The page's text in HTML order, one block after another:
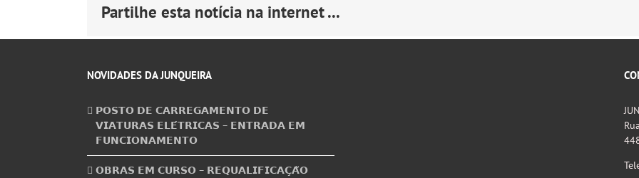
Partilhe esta notícia na internet ...
NOVIDADES DA JUNQUEIRA
𝗣𝗢𝗦𝗧𝗢 𝗗𝗘 𝗖𝗔𝗥𝗥𝗘𝗚𝗔𝗠𝗘𝗡𝗧𝗢 𝗗𝗘
𝗩𝗜𝗔𝗧𝗨𝗥𝗔𝗦 𝗘𝗟𝗘́𝗧𝗥𝗜𝗖𝗔𝗦 – 𝗘𝗡𝗧𝗥𝗔𝗗𝗔 𝗘𝗠
𝗙𝗨𝗡𝗖𝗜𝗢𝗡𝗔𝗠𝗘𝗡𝗧𝗢
𝗢𝗕𝗥𝗔𝗦 𝗘𝗠 𝗖𝗨𝗥𝗦𝗢 – 𝗥𝗘𝗤𝗨𝗔𝗟𝗜𝗙𝗜𝗖𝗔𝗖̧𝗔̃𝗢